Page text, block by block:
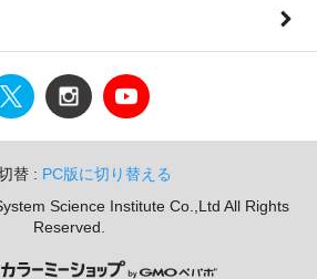
替 : PC版に切り替える
Science Institute Co.,Ltd All Rights
Reserved.